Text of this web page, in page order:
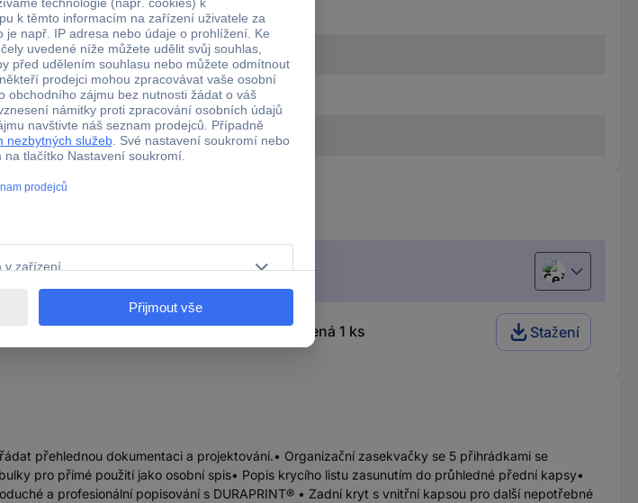
1 kus/balení
255403
Ano
Ano
Čeština
255403 255403 Počet pododdělení:5 červená 1 ks Stažení
přehlednou dokumentaci a projektování.• Organizační zasekvačky se 5 přihrádkami se
pro přímé použití jako osobní spis• Popis krycího listu zasunutím do průhledné přední kapsy•
a profesionální popisování s DURAPRINT® • Zadní kryt s vnitřní kapsou pro další nepotřebné